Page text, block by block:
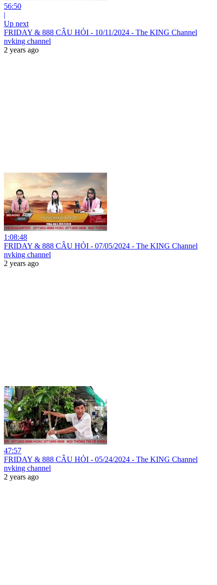
56:50
|
Up next
FRIDAY & 888 CÂU HỎI - 10/11/2024 - The KING Channel
nvking channel
2 years ago
1:08:48
FRIDAY & 888 CÂU HỎI - 07/05/2024 - The KING Channel
nvking channel
2 years ago
47:57
FRIDAY & 888 CÂU HỎI - 05/24/2024 - The KING Channel
nvking channel
2 years ago